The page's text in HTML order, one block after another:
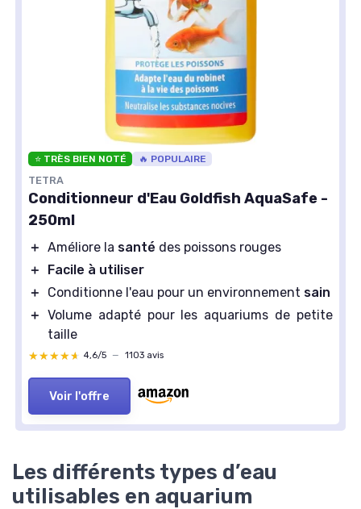
⭐ TRÈS BIEN NOTÉ 🔥 POPULAIRE
TETRA
Conditionneur d'Eau Goldfish AquaSafe -
250ml
＋ Améliore la santé des poissons rouges
＋
Facile à utiliser
＋
Conditionne l'eau pour un environnement sain
＋ Volume adapté pour les aquariums de petite
taille
★★★★★
★★★★★ 4,6/5 — 1103 avis
Voir l'offre
Les différents types d’eau
utilisables en aquarium